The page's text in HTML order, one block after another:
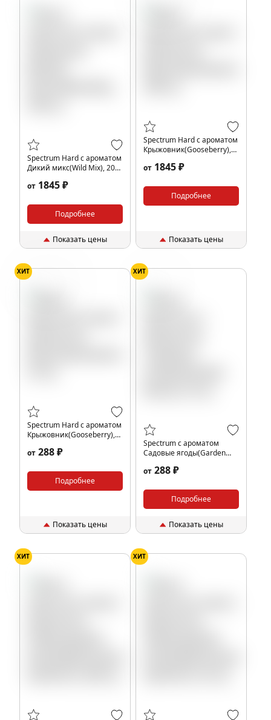
Spectrum Hard с ароматом
Дикий микс(Wild Mix), 200
от 1845 ₽
Подробнее
Показать цены
Spectrum Hard с ароматом
Крыжовник(Gooseberry),
от 1845 ₽
Подробнее
Показать цены
ХИТ
Spectrum Hard с ароматом
Крыжовник(Gooseberry),
от 288 ₽
Подробнее
Показать цены
ХИТ
Spectrum с ароматом
Садовые ягоды(Garden
от 288 ₽
Подробнее
Показать цены
ХИТ ХИТ